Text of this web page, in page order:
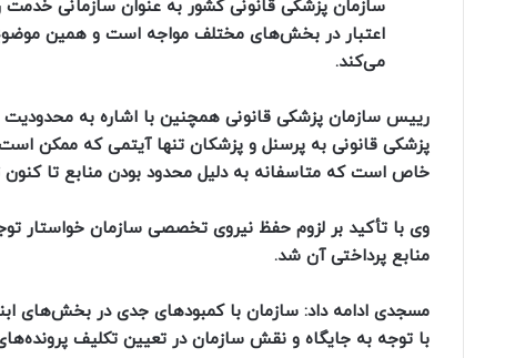
اعتبار در بخش‌های مختلف مواجه است و همین موضوع
می‌کند.
رییس سازمان پزشکی قانونی همچنین با اشاره به محدودیت
پزشکی قانونی به پرسنل و پزشکان تنها آیتمی که ممکن است
خاص است که متاسفانه به دلیل محدود بودن منابع تا
وی با تأکید بر لزوم حفظ نیروی تخصصی سازمان خواستار
منابع پرداختی آن شد.
مسجدی ادامه داد: سازمان با کمبود‌های جدی در بخش‌های
با توجه به جایگاه و نقش سازمان در تعیین تکلیف